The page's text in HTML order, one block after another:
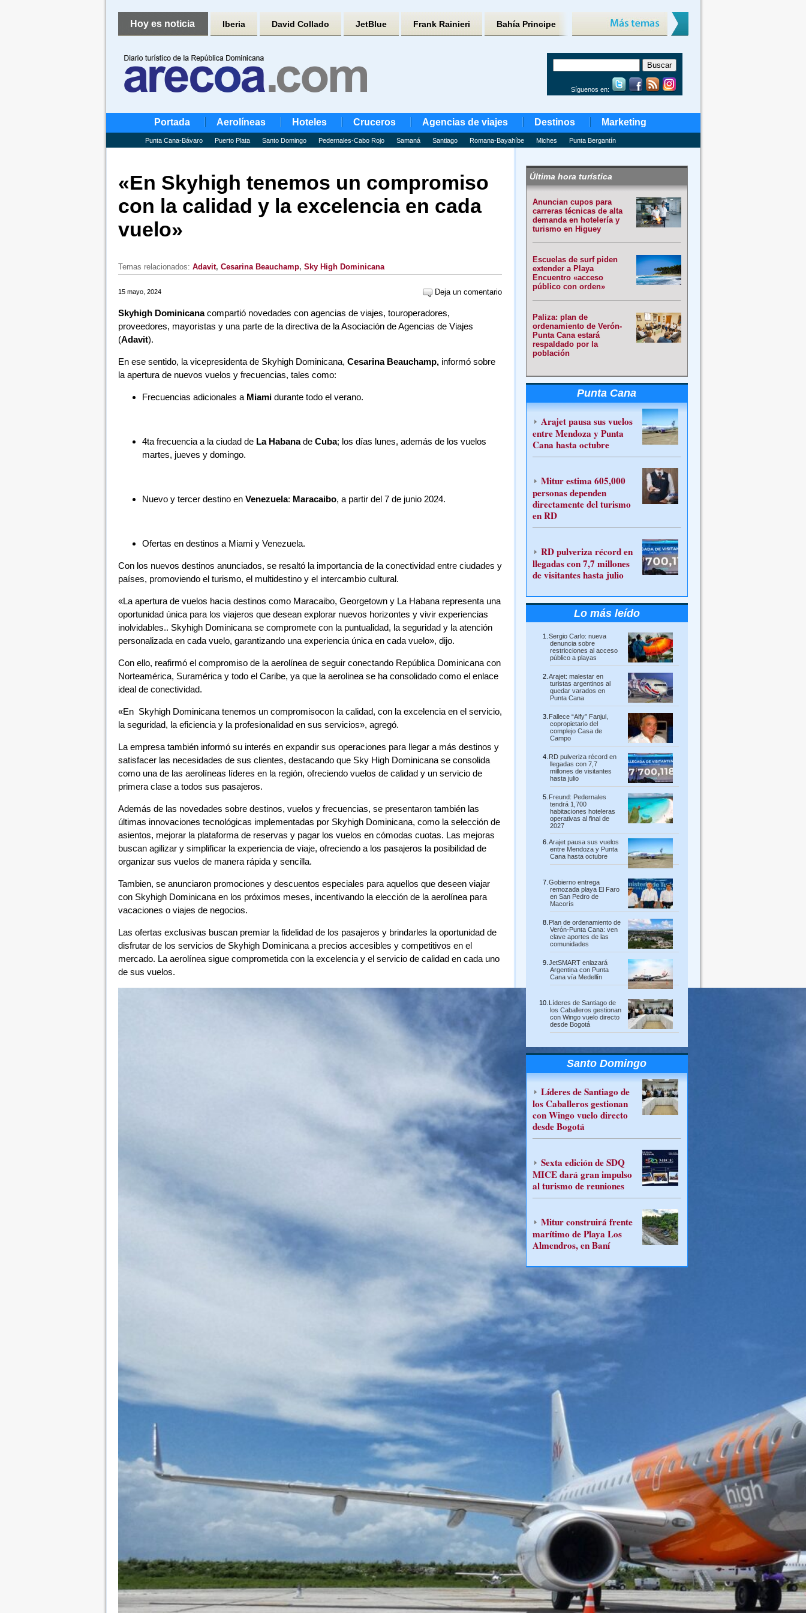
Hoy es noticia Iberia David Collado JetBlue Frank Rainieri Bahía Principe
Síguenos en:
Portada Aerolíneas Hoteles Cruceros Agencias de viajes Destinos Marketing
Punta Cana-Bávaro Puerto Plata Santo Domingo Pedernales-Cabo Rojo Samaná Santiago Romana-Bayahíbe Miches Punta Bergantín
«En Skyhigh tenemos un compromiso
con la calidad y la excelencia en cada
vuelo»
Temas relacionados: Adavit, Cesarina Beauchamp, Sky High Dominicana
15 mayo, 2024 Deja un comentario
Skyhigh Dominicanacompartió novedades con agencias de viajes, touroperadores,
proveedores, mayoristas y una parte de la directiva de la Asociación de Agencias de Viajes
(Adavit).
En ese sentido, la vicepresidenta de Skyhigh Dominicana, Cesarina Beauchamp,informó sobre
la apertura de nuevos vuelos y frecuencias, tales como:
Frecuencias adicionales a Miamidurante todo el verano.
4ta frecuencia a la ciudad deLa Habanade Cuba; los días lunes, además de los vuelos
martes, jueves y domingo.
Nuevo y tercer destino en Venezuela: Maracaibo, a partir del 7 de junio 2024.
Ofertas en destinos a Miami y Venezuela.
Con los nuevos destinos anunciados, se resaltó la importancia de la conectividad entre ciudades y
países, promoviendo el turismo, el multidestino y el intercambio cultural.
«La apertura de vuelos hacia destinos como Maracaibo, Georgetown y La Habana representa una
oportunidad única para los viajeros que desean explorar nuevos horizontes y vivir experiencias
inolvidables.. Skyhigh Dominicana se compromete con la puntualidad, la seguridad y la atención
personalizada en cada vuelo, garantizando una experiencia única en cada vuelo», dijo.
Con ello, reafirmó el compromiso de la aerolínea de seguir conectando República Dominicana con
Norteamérica, Suramérica y todo el Caribe, ya que la aerolinea se ha consolidado como el enlace
ideal de conectividad.
«En Skyhigh Dominicana tenemos un compromisocon la calidad, con la excelencia en el servicio,
la seguridad, la eficiencia y la profesionalidad en sus servicios», agregó.
La empresa también informó su interés en expandir sus operaciones para llegar a más destinos y
satisfacer las necesidades de sus clientes, destacando que Sky High Dominicana se consolida
como una de las aerolíneas líderes en la región, ofreciendo vuelos de calidad y un servicio de
primera clase a todos sus pasajeros.
Además de las novedades sobre destinos, vuelos y frecuencias, se presentaron también las
últimas innovaciones tecnológicas implementadas por Skyhigh Dominicana, como la selección de
asientos, mejorar la plataforma de reservas y pagar los vuelos en cómodas cuotas. Las mejoras
buscan agilizar y simplificar la experiencia de viaje, ofreciendo a los pasajeros la posibilidad de
organizar sus vuelos de manera rápida y sencilla.
Tambien, se anunciaron promociones y descuentos especiales para aquellos que deseen viajar
con Skyhigh Dominicana en los próximos meses, incentivando la elección de la aerolínea para
vacaciones o viajes de negocios.
Las ofertas exclusivas buscan premiar la fidelidad de los pasajeros y brindarles la oportunidad de
disfrutar de los servicios de Skyhigh Dominicana a precios accesibles y competitivos en el
mercado. La aerolínea sigue comprometida con la excelencia y el servicio de calidad en cada uno
de sus vuelos.
Última hora turística
Anuncian cupos para
carreras técnicas de alta
demanda en hotelería y
turismo en Higuey
Escuelas de surf piden
extender a Playa
Encuentro «acceso
público con orden»
Paliza: plan de
ordenamiento de Verón-
Punta Cana estará
respaldado por la
población
Punta Cana
Arajet pausa sus vuelos
entre Mendoza y Punta
Cana hasta octubre
Mitur estima 605,000
personas dependen
directamente del turismo
en RD
RD pulveriza récord en
llegadas con 7,7 millones
de visitantes hasta julio
Lo más leído
Sergio Carlo: nueva
denuncia sobre
restricciones al acceso
público a playas
Arajet: malestar en
turistas argentinos al
quedar varados en
Punta Cana
Fallece “Alfy” Fanjul,
copropietario del
complejo Casa de
Campo
RD pulveriza récord en
llegadas con 7,7
millones de visitantes
hasta julio
Freund: Pedernales
tendrá 1,700
habitaciones hoteleras
operativas al final de
2027
Arajet pausa sus vuelos
entre Mendoza y Punta
Cana hasta octubre
Gobierno entrega
remozada playa El Faro
en San Pedro de
Macorís
Plan de ordenamiento de
Verón-Punta Cana: ven
clave aportes de las
comunidades
JetSMART enlazará
Argentina con Punta
Cana vía Medellín
Líderes de Santiago de
los Caballeros gestionan
con Wingo vuelo directo
desde Bogotá
Santo Domingo
Líderes de Santiago de
los Caballeros gestionan
con Wingo vuelo directo
desde Bogotá
Sexta edición de SDQ
MICE dará gran impulso
al turismo de reuniones
Mitur construirá frente
marítimo de Playa Los
Almendros, en Baní